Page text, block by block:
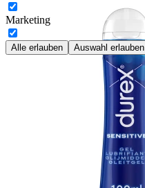
Marketing
Alle erlauben Auswahl erlauben